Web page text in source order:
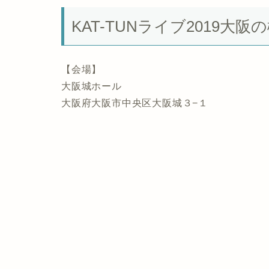
KAT-TUNライブ2019大阪
【会場】
大阪城ホール
大阪府大阪市中央区大阪城３−１